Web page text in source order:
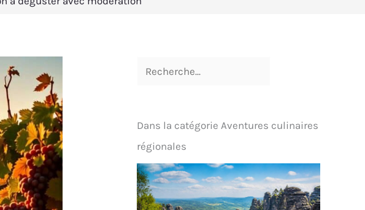
Dans la catégorie Aventures culinaires
régionales